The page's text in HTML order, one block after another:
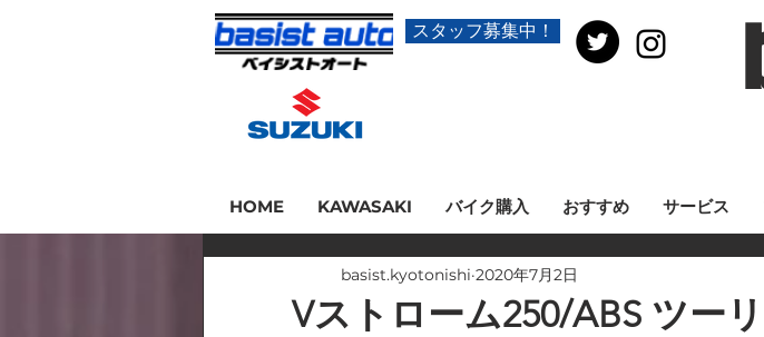
スタッフ募集中！
HOME KAWASAKI バイク購入 おすすめ サービス
Vストローム250/ABS ツー
basist.kyotonishi 2020年7月2日